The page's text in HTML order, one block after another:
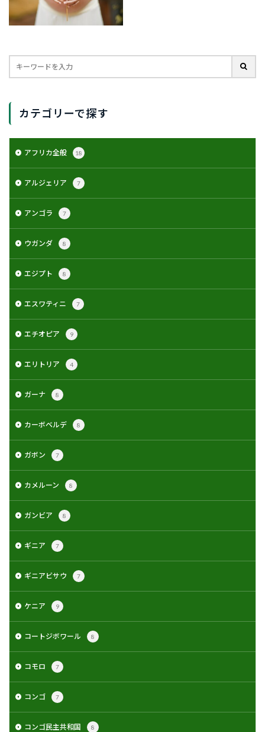
カテゴリーで探す
アフリカ全般 18
アルジェリア 7
アンゴラ 7
ウガンダ 8
エジプト 8
エスワティニ 7
エチオピア 9
エリトリア 4
ガーナ 8
カーボベルデ 8
ガボン 7
カメルーン 8
ガンビア 8
ギニア 7
ギニアビサウ 7
ケニア 9
コートジボワール 8
コモロ 7
コンゴ 7
コンゴ民主共和国 8